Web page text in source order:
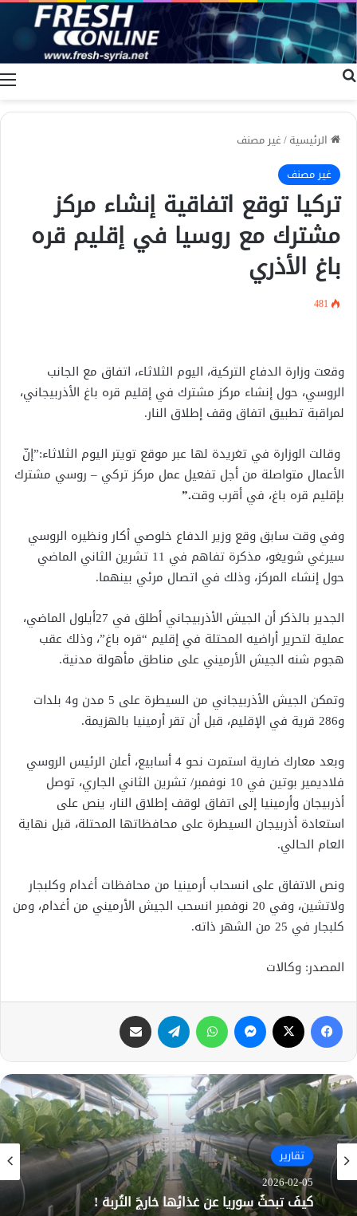
الرئيسية/غير مصنف
غير مصنف
تركيا توقع اتفاقية إنشاء مركز
مشترك مع روسيا في إقليم قره
باغ الأذري
481
وقعت وزارة الدفاع التركية، اليوم الثلاثاء، اتفاق مع الجانب
الروسي، حول إنشاء مركز مشترك في إقليم قره باغ الأذربيجاني،
لمراقبة تطبيق اتفاق وقف إطلاق النار.
وقالت الوزارة في تغريدة لها عبر موقع تويتر اليوم الثلاثاء:”إنّ
الأعمال متواصلة من أجل تفعيل عمل مركز تركي – روسي مشترك
بإقليم قره باغ، في أقرب وقت.”
وفي وقت سابق وقع وزير الدفاع خلوصي أكار ونظيره الروسي
سيرغي شويغو، مذكرة تفاهم في 11 تشرين الثاني الماضي
حول إنشاء المركز، وذلك في اتصال مرئي بينهما.
الجدير بالذكر أن الجيش الأذربيجاني أطلق في 27أيلول الماضي،
عملية لتحرير أراضيه المحتلة في إقليم “قره باغ”، وذلك عقب
هجوم شنه الجيش الأرميني على مناطق مأهولة مدنية.
وتمكن الجيش الأذربيجاني من السيطرة على 5 مدن و4 بلدات
و286 قرية في الإقليم، قبل أن تقر أرمينيا بالهزيمة.
وبعد معارك ضارية استمرت نحو 4 أسابيع، أعلن الرئيس الروسي
فلاديمير بوتين في 10 نوفمبر/ تشرين الثاني الجاري، توصل
أذربيجان وأرمينيا إلى اتفاق لوقف إطلاق النار، ينص على
استعادة أذربيجان السيطرة على محافظاتها المحتلة، قبل نهاية
العام الحالي.
ونص الاتفاق على انسحاب أرمينيا من محافظات أغدام وكلبجار
ولاتشين، وفي 20 نوفمبر انسحب الجيش الأرميني من أغدام، ومن
كلبجار في 25 من الشهر ذاته.
المصدر: وكالات
فيسبوك ماسنجر واتساب تيلقرام
تقارير
2026-02-05
كيفَ تبحثُ سوريا عن غذائِها خارجَ التُربة !